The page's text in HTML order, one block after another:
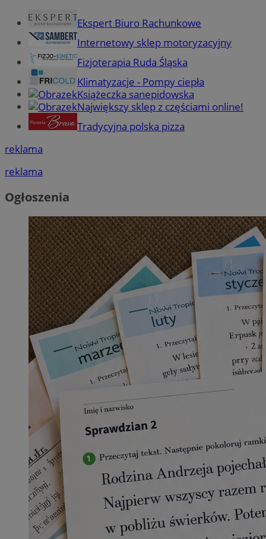
Ekspert Biuro Rachunkowe
Internetowy sklep motoryzacyjny
Fizjoterapia Ruda Śląska
Klimatyzacje - Pompy ciepła
Książeczka sanepidowska
Największy sklep z częściami online!
Tradycyjna polska pizza
reklama
reklama
Ogłoszenia